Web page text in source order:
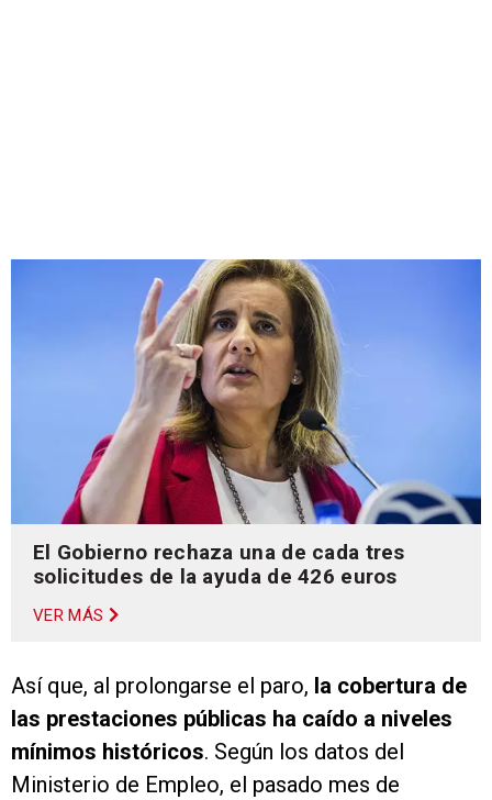
El Gobierno rechaza una de cada tres
solicitudes de la ayuda de 426 euros
VER MÁS
Así que, al prolongarse el paro, la cobertura de
las prestaciones públicas ha caído a niveles
mínimos históricos. Según los datos del
Ministerio de Empleo, el pasado mes de